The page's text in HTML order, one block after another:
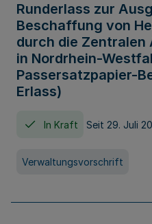
Runderlass zur
Beschaffung von
durch die Zentralen
in Nordrhein-
Passersatzpapier-
Erlass)
In Kraft Seit 29. Juli
Verwaltungsvorschrift